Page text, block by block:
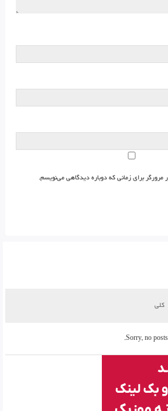
مرورگر برای زمانی که دوباره دیدگاهی می‌نویسم.
کلی
Sorry, no